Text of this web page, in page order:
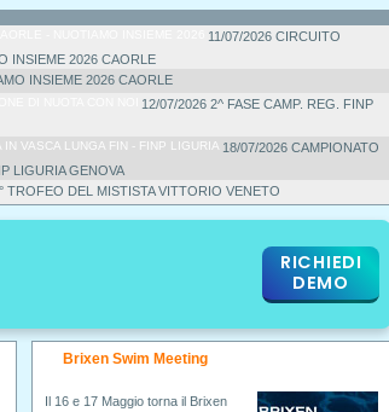
11/07/2026 CIRCUITO
INSIEME 2026 CAORLE
INSIEME 2026 CAORLE
12/07/2026 2^ FASE CAMP. REG. FINP
18/07/2026 CAMPIONATO
LIGURIA GENOVA
TROFEO DEL MISTISTA VITTORIO VENETO
RICHIEDI
DEMO
Brixen Swim Meeting
Il 16 e 17 Maggio torna il Brixen